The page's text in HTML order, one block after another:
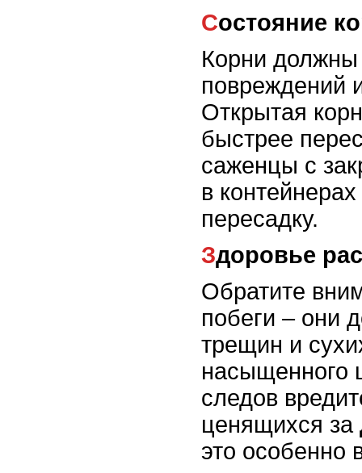
Состояние
Корни должны
повреждений
Открытая
быстрее
саженцы с
в
пересадку.
Здоровье
Обратите
побеги – они
трещин и
насыщенного
следов
ценящихся за
это особенно